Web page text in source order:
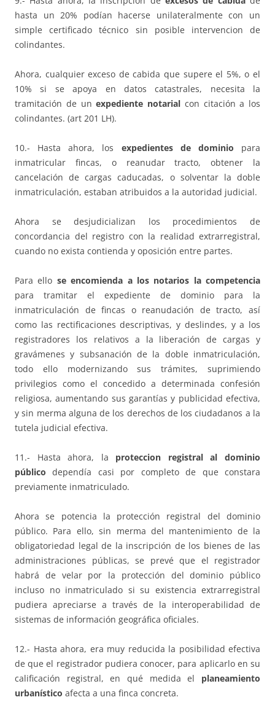
hasta un 20% podían hacerse unilateralmente con un
simple certificado técnico sin posible intervencion de
colindantes.
Ahora, cualquier exceso de cabida que supere el 5%, o el
10% si se apoya en datos catastrales, necesita la
tramitación de unexpediente notarial con citación a los
colindantes. (art 201 LH).
10.- Hasta ahora, los expedientes de dominio para
inmatricular fincas, o reanudar tracto, obtener la
cancelación de cargas caducadas, o solventar la doble
inmatriculación, estaban atribuidos a la autoridad judicial.
Ahora se desjudicializan los procedimientos de
concordancia del registro con la realidad extrarregistral,
cuando no exista contienda y oposición entre partes.
Para ello se encomienda a los notarios la competencia
para tramitar el expediente de dominio para la
inmatriculación de fincas o reanudación de tracto, así
como las rectificaciones descriptivas, y deslindes, y a los
registradores los relativos a la liberación de cargas y
gravámenes y subsanación de la doble inmatriculación,
todo ello modernizando sus trámites, suprimiendo
privilegios como el concedido a determinada confesión
religiosa, aumentando sus garantías y publicidad efectiva,
y sin merma alguna de los derechos de los ciudadanos a la
tutela judicial efectiva.
11.- Hasta ahora, la proteccion registral al dominio
público dependía casi por completo de que constara
previamente inmatriculado.
Ahora se potencia la protección registral del dominio
público. Para ello, sin merma del mantenimiento de la
obligatoriedad legal de la inscripción de los bienes de las
administraciones públicas, se prevé que el registrador
habrá de velar por la protección del dominio público
incluso no inmatriculado si su existencia extrarregistral
pudiera apreciarse a través de la interoperabilidad de
sistemas de información geográfica oficiales.
12.- Hasta ahora, era muy reducida la posibilidad efectiva
de que el registrador pudiera conocer, para aplicarlo en su
calificación registral, en qué medida el planeamiento
urbanístico afecta a una finca concreta.